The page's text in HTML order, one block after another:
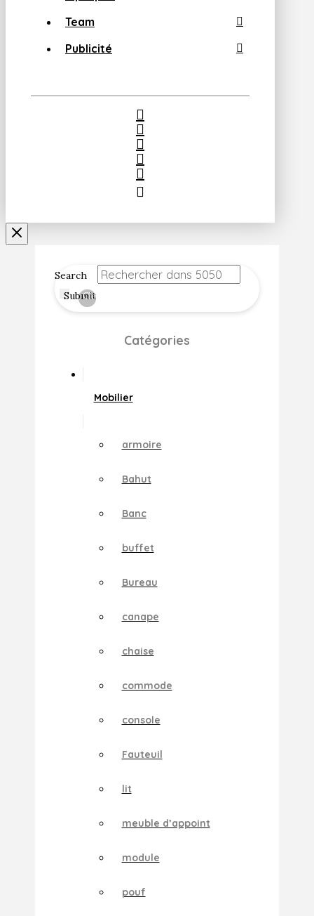
Team
Publicité
Search
Submit
Clear
Catégories
Mobilier
armoire
Bahut
Banc
buffet
Bureau
canape
chaise
commode
console
Fauteuil
lit
meuble d’appoint
module
pouf